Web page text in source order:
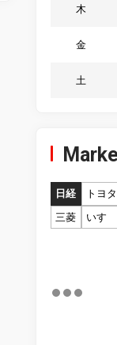
木
金
土
日経 トヨタ
三菱
いすゞ